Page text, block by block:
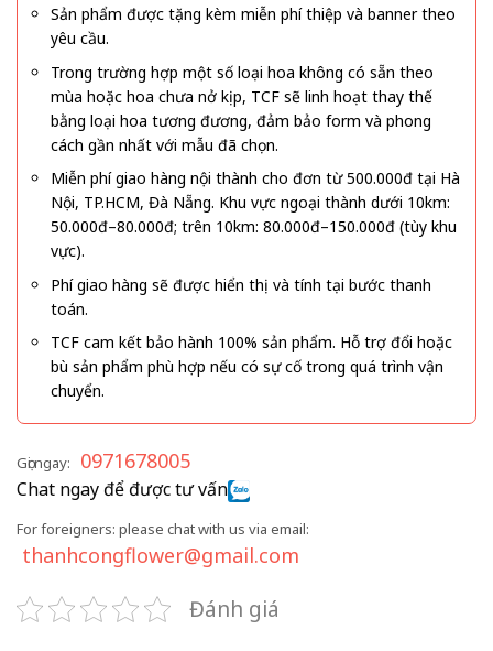
Sản phẩm được tặng kèm miễn phí thiệp và banner theo
yêu cầu.
Trong trường hợp một số loại hoa không có sẵn theo
mùa hoặc hoa chưa nở kịp, TCF sẽ linh hoạt thay thế
bằng loại hoa tương đương, đảm bảo form và phong
cách gần nhất với mẫu đã chọn.
Miễn phí giao hàng nội thành cho đơn từ 500.000đ tại Hà
Nội, TP.HCM, Đà Nẵng. Khu vực ngoại thành dưới 10km:
50.000đ–80.000đ; trên 10km: 80.000đ–150.000đ (tùy khu
vực).
Phí giao hàng sẽ được hiển thị và tính tại bước thanh
toán.
TCF cam kết bảo hành 100% sản phẩm. Hỗ trợ đổi hoặc
bù sản phẩm phù hợp nếu có sự cố trong quá trình vận
chuyển.
Gọi ngay: 0971678005
Chat ngay để được tư vấn
For foreigners: please chat with us via email:
thanhcongflower@gmail.com
Đánh giá